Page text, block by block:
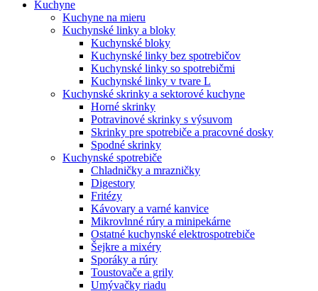
Kuchyne
Kuchyne na mieru
Kuchynské linky a bloky
Kuchynské bloky
Kuchynské linky bez spotrebičov
Kuchynské linky so spotrebičmi
Kuchynské linky v tvare L
Kuchynské skrinky a sektorové kuchyne
Horné skrinky
Potravinové skrinky s výsuvom
Skrinky pre spotrebiče a pracovné dosky
Spodné skrinky
Kuchynské spotrebiče
Chladničky a mrazničky
Digestory
Fritézy
Kávovary a varné kanvice
Mikrovlnné rúry a minipekárne
Ostatné kuchynské elektrospotrebiče
Šejkre a mixéry
Sporáky a rúry
Toustovače a grily
Umývačky riadu